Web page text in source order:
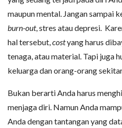
maupun mental. Jangan sampai
burn-out, stres atau depresi.
hal tersebut, costyang harus
tenaga, atau material. Tapi juga
keluarga dan orang-orang
Bukan berarti Anda harus
menjaga diri. Namun Anda
Anda dengan tantangan yang